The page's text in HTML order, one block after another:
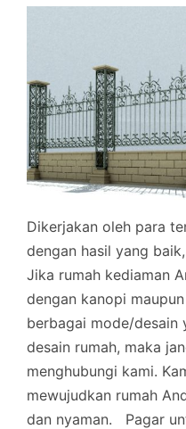
Dikerjakan oleh para
dengan hasil yang
Jika rumah kediaman
dengan kanopi
berbagai mode/desain
desain rumah, maka
menghubungi kami.
mewujudkan rumah
dan nyaman.
Pagar